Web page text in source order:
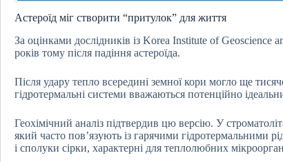
Астероїд міг створити “притулок” для життя
За оцінками дослідників із Korea Institute of Geoscience
років тому після падіння астероїда.
Після удару тепло всередині земної кори могло ще
гідротермальні системи вважаються потенційно
Геохімічний аналіз підтвердив цю версію. У
який часто пов’язують із гарячими гідротермальними
і сполуки сірки, характерні для теплолюбних